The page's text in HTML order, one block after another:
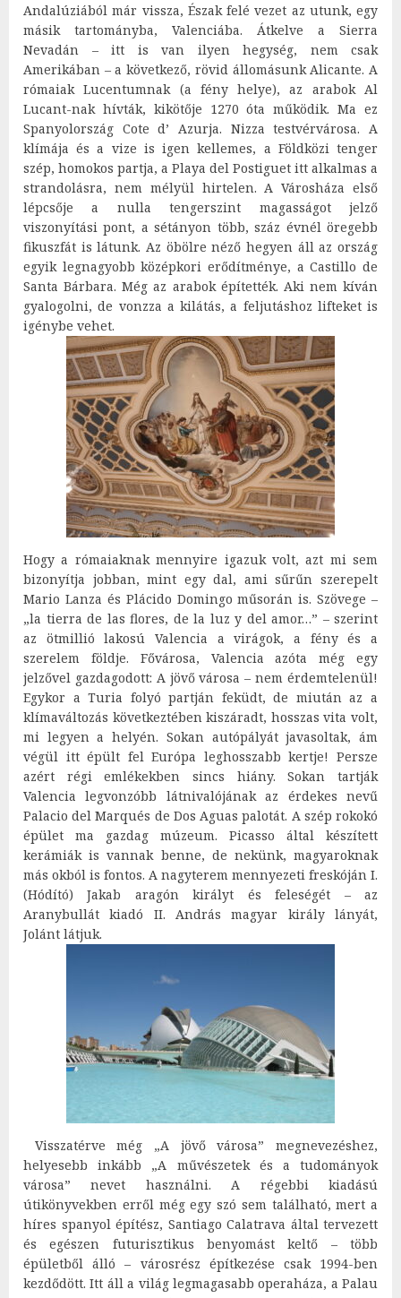
Andalúziából már vissza, Észak felé vezet az utunk, egy
másik tartományba, Valenciába. Átkelve a Sierra
Nevadán – itt is van ilyen hegység, nem csak
Amerikában – a következő, rövid állomásunk Alicante. A
rómaiak Lucentumnak (a fény helye), az arabok Al
Lucant-nak hívták, kikötője 1270 óta működik. Ma ez
Spanyolország Cote d’ Azurja. Nizza testvérvárosa. A
klímája és a vize is igen kellemes, a Földközi tenger
szép, homokos partja, a Playa del Postiguet itt alkalmas a
strandolásra, nem mélyül hirtelen. A Városháza első
lépcsője a nulla tengerszint magasságot jelző
viszonyítási pont, a sétányon több, száz évnél öregebb
fikuszfát is látunk. Az öbölre néző hegyen áll az ország
egyik legnagyobb középkori erődítménye, a Castillo de
Santa Bárbara. Még az arabok építették. Aki nem kíván
gyalogolni, de vonzza a kilátás, a feljutáshoz lifteket is
igénybe vehet.
Hogy a rómaiaknak mennyire igazuk volt, azt mi sem
bizonyítja jobban, mint egy dal, ami sűrűn szerepelt
Mario Lanza és Plácido Domingo műsorán is. Szövege –
„la tierra de las flores, de la luz y del amor…” – szerint
az ötmillió lakosú Valencia a virágok, a fény és a
szerelem földje. Fővárosa, Valencia azóta még egy
jelzővel gazdagodott: A jövő városa – nem érdemtelenül!
Egykor a Turia folyó partján feküdt, de miután az a
klímaváltozás következtében kiszáradt, hosszas vita volt,
mi legyen a helyén. Sokan autópályát javasoltak, ám
végül itt épült fel Európa leghosszabb kertje! Persze
azért régi emlékekben sincs hiány. Sokan tartják
Valencia legvonzóbb látnivalójának az érdekes nevű
Palacio del Marqués de Dos Aguas palotát. A szép rokokó
épület ma gazdag múzeum. Picasso által készített
kerámiák is vannak benne, de nekünk, magyaroknak
más okból is fontos. A nagyterem mennyezeti freskóján I.
(Hódító) Jakab aragón királyt és feleségét – az
Aranybullát kiadó II. András magyar király lányát,
Jolánt látjuk.
Visszatérve még „A jövő városa” megnevezéshez,
helyesebb inkább „A művészetek és a tudományok
városa” nevet használni. A régebbi kiadású
útikönyvekben erről még egy szó sem található, mert a
híres spanyol építész, Santiago Calatrava által tervezett
és egészen futurisztikus benyomást keltő – több
épületből álló – városrész építkezése csak 1994-ben
kezdődött. Itt áll a világ legmagasabb operaháza, a Palau